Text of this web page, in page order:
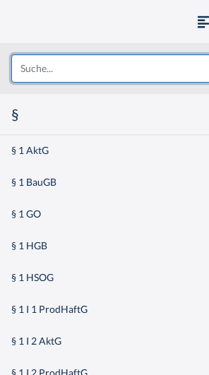
§
§ 1 AktG
§ 1 BauGB
§ 1 GO
§ 1 HGB
§ 1 HSOG
§ 1 I 1 ProdHaftG
§ 1 I 2 AktG
§ 1 I 2 ProdHaftG